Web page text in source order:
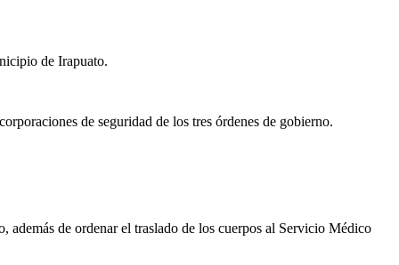
de Irapuato.
de seguridad de los tres órdenes de gobierno.
además de ordenar el traslado de los cuerpos al Servicio Médico